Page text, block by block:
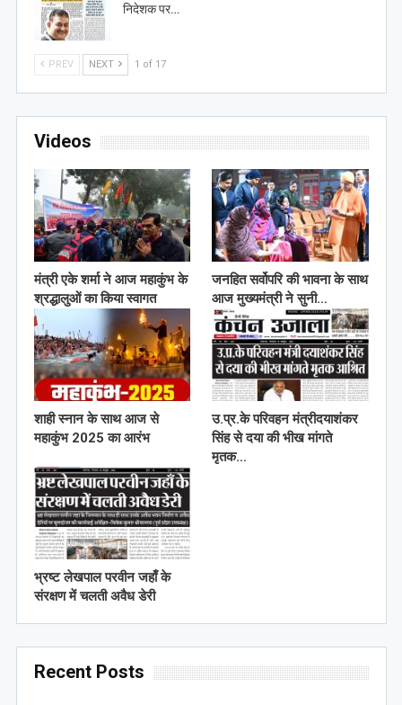
निदेशक पर…
PREV NEXT 1 of 17
Videos
मंत्री एके शर्मा ने आज महाकुंभ के
श्रद्धालुओं का किया स्वागत
जनहित सर्वोपरि की भावना के साथ
आज मुख्यमंत्री ने सुनी…
शाही स्नान के साथ आज से
महाकुंभ 2025 का आरंभ
उ.प्र.के परिवहन मंत्रीदयाशंकर
सिंह से दया की भीख मांगते
मृतक…
भ्रष्ट लेखपाल परवीन जहाँ के
संरक्षण में चलती अवैध डेरी
Recent Posts